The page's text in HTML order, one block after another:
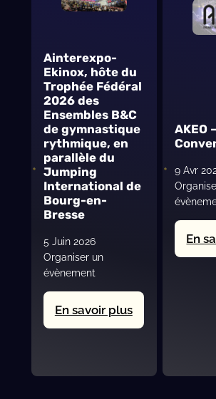
Ainterexpo-
Ekinox, hôte du
Trophée Fédéral
2026 des
Ensembles B&C
de gymnastique
rythmique, en
parallèle du
Jumping
International de
Bourg-en-
Bresse
5 Juin 2026
Organiser un
évènement
En savoir plus:
Ainterexpo-
AKEO –
9 Avr
En